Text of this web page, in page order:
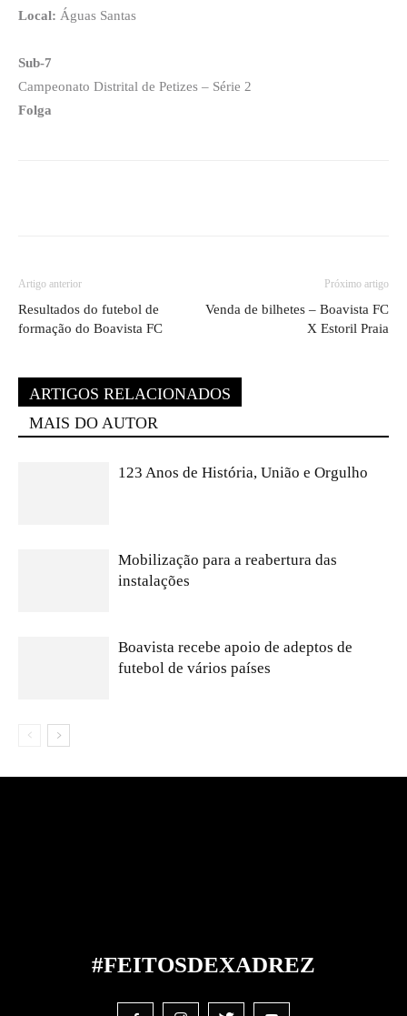
Local: Águas Santas
Sub-7
Campeonato Distrital de Petizes – Série 2
Folga
Artigo anterior
Resultados do futebol de
formação do Boavista FC
Próximo artigo
Venda de bilhetes – Boavista FC
X Estoril Praia
ARTIGOS RELACIONADOS
MAIS DO AUTOR
123 Anos de História, União e Orgulho
Mobilização para a reabertura das
instalações
Boavista recebe apoio de adeptos de
futebol de vários países
#FEITOSDEXADREZ